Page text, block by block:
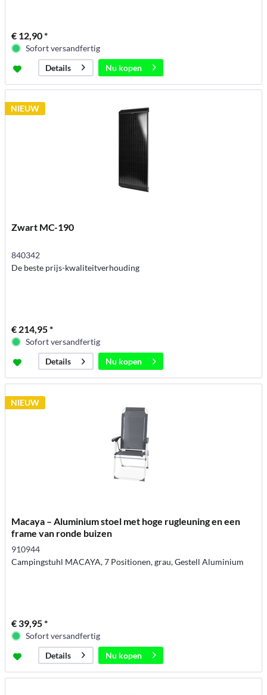
€ 12,90 *
Sofort versandfertig
Details
Nu kopen
NIEUW
Zwart MC-190
840342
De beste prijs-kwaliteitverhouding
€ 214,95 *
Sofort versandfertig
Details
Nu kopen
NIEUW
Macaya – Aluminium stoel met hoge rugleuning en een
frame van ronde buizen
910944
Campingstuhl MACAYA, 7 Positionen, grau, Gestell Aluminium
€ 39,95 *
Sofort versandfertig
Details
Nu kopen